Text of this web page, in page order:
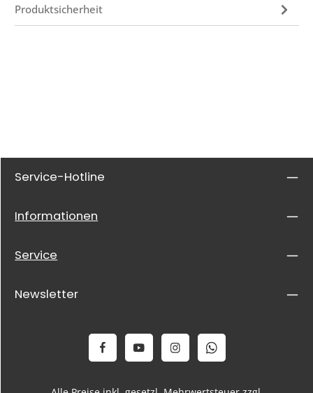
Produktsicherheit
Service-Hotline
Informationen
Service
Newsletter